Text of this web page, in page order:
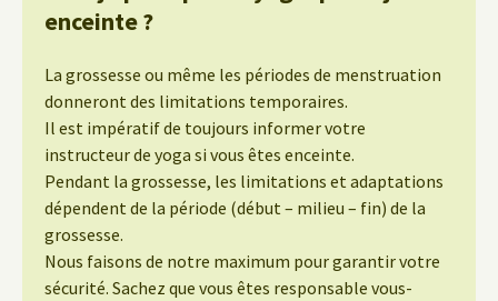
enceinte ?
La grossesse ou même les périodes de menstruation
donneront des limitations temporaires.
Il est impératif de toujours informer votre
instructeur de yoga si vous êtes enceinte.
Pendant la grossesse, les limitations et adaptations
dépendent de la période (début – milieu – fin) de la
grossesse.
Nous faisons de notre maximum pour garantir votre
sécurité. Sachez que vous êtes responsable vous-